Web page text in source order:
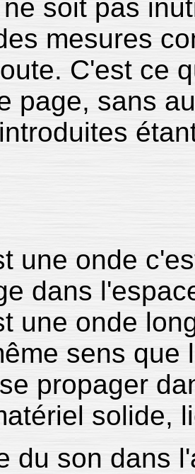
soit pas
mesures
C'est ce
page, sans
une onde
dans
une onde
sens que
propager
solide,
du son dans